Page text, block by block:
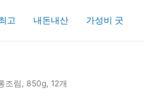
고 내돈내산 가성비 굿
조림, 850g, 12개